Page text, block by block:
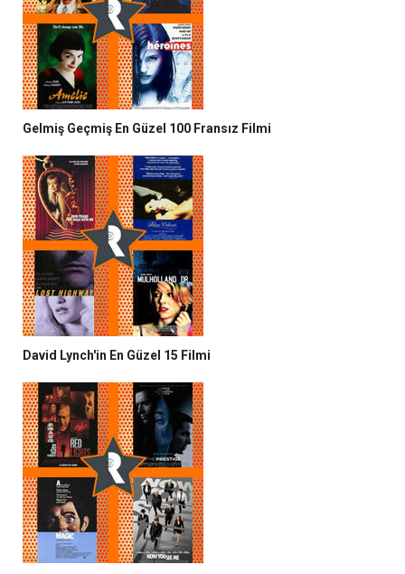
Gelmiş Geçmiş En Güzel 100 Fransız Filmi
David Lynch'in En Güzel 15 Filmi